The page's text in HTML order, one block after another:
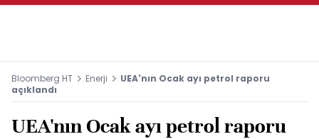
Bloomberg HT Enerji
UEA'nın Ocak ayı petrol raporu
açıklandı
UEA'nın Ocak ayı petrol raporu